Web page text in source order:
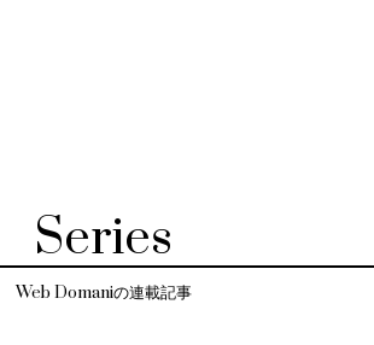
Series
Web Domaniの連載記事